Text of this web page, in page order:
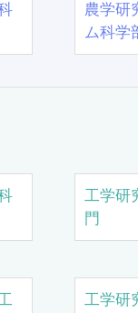
農学
ム科学
工学研
門
工学研